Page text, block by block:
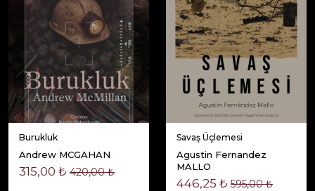
Burukluk
Andrew MCGAHAN
315,00 ₺ 420,00 ₺
Savaş Üçlemesi
Agustin Fernandez
MALLO
446,25 ₺ 595,00 ₺